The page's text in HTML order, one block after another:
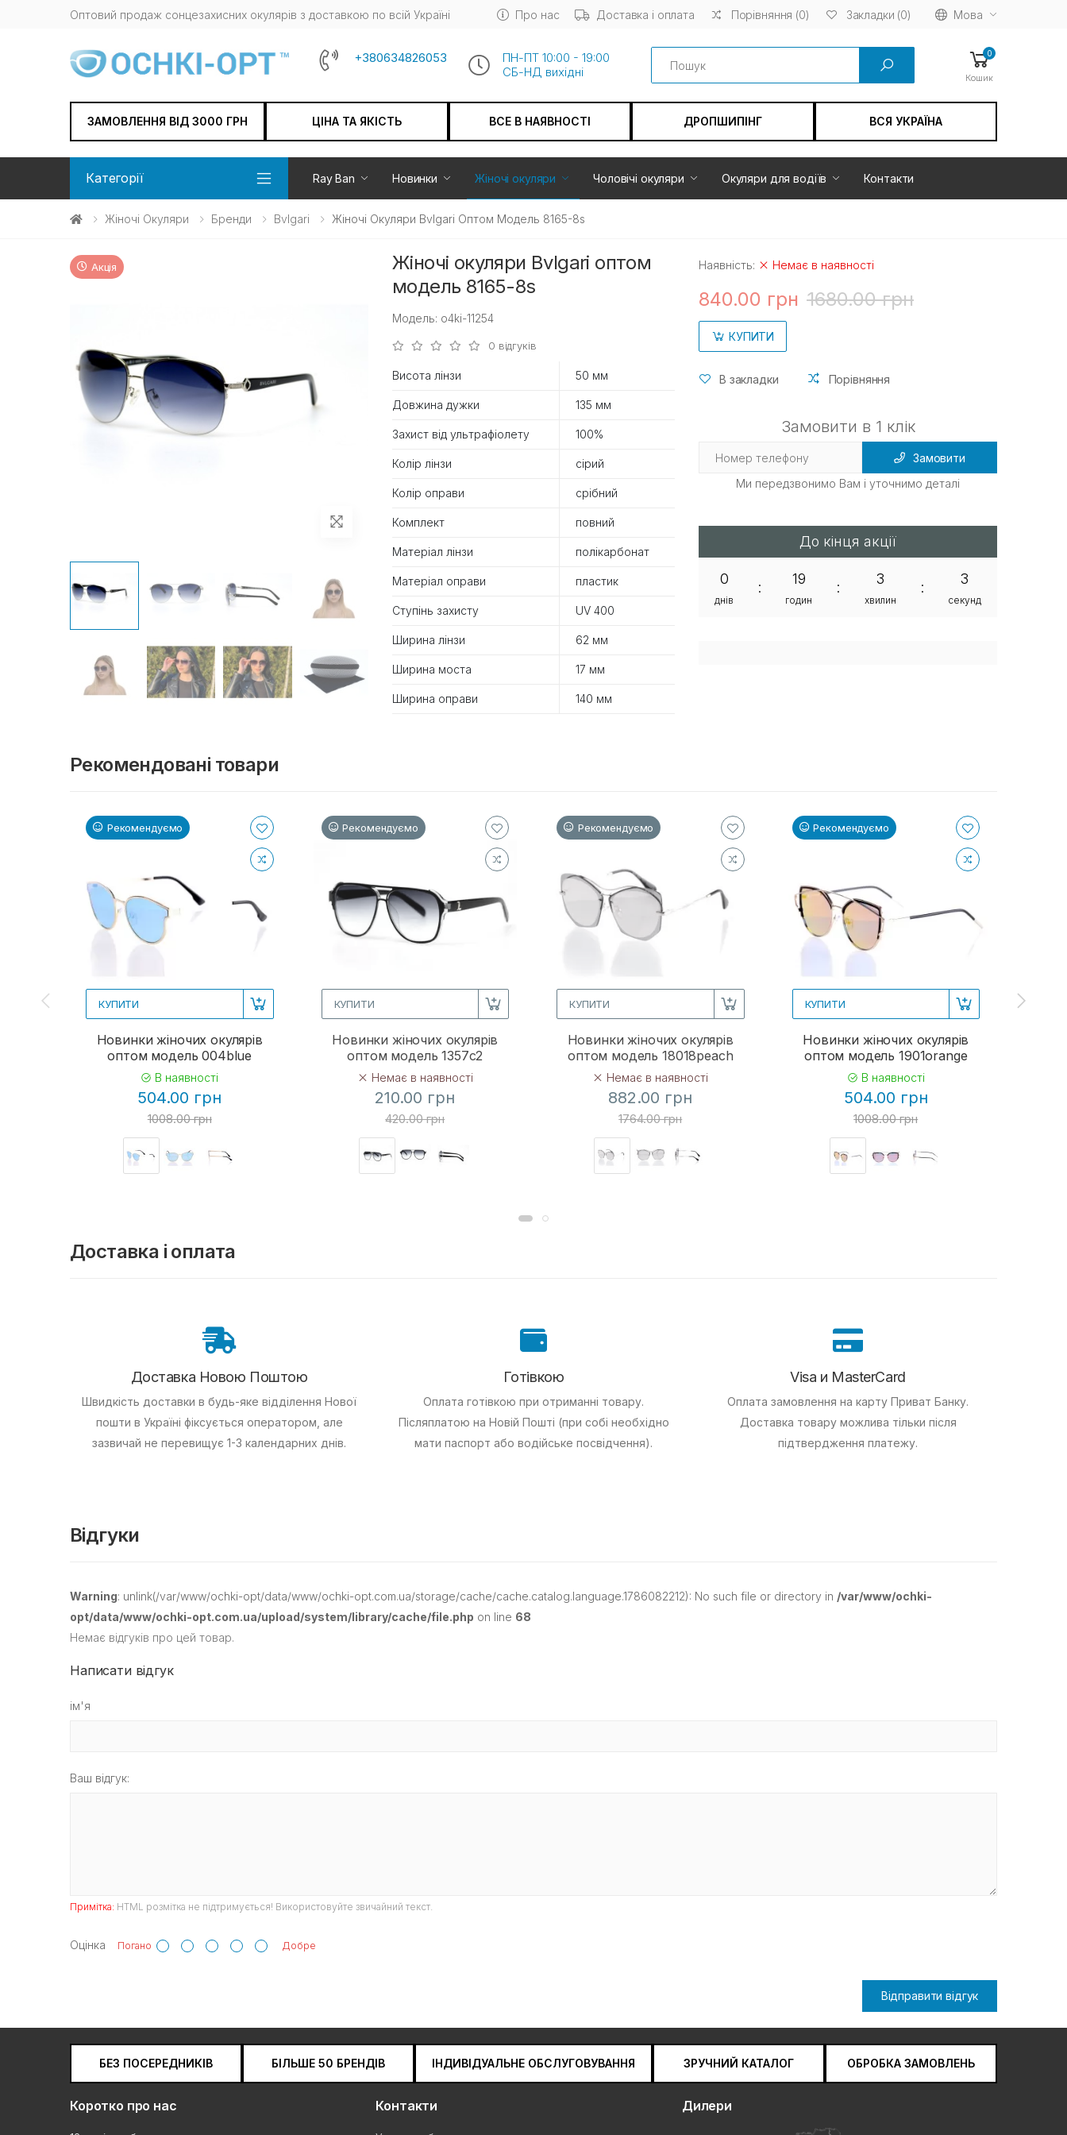
Оптовий продаж сонцезахисних окулярів з доставкою по всій Україні Про нас Доставка і оплата Порівняння (0) Закладки (0) Мова
+380634826053
ПН-ПТ 10:00 - 19:00
СБ-НД вихiдні
Search 0
Кошик
ЗАМОВЛЕННЯ ВІД 3000 ГРН ЦІНА ТА ЯКІСТЬ ВСЕ В НАЯВНОСТІ ДРОПШИПІНГ ВСЯ УКРАЇНА
Категорії Ray Ban Новинки Жіночі окуляри Чоловічі окуляри Окуляри для водіїв Контакти
Жіночі Окуляри Бренди Bvlgari Жіночі Окуляри Bvlgari Оптом Модель 8165-8s
Акція
Жіночі окуляри Bvlgari оптом
модель 8165-8s
Модель: o4ki-11254
0 відгуків
Висота лінзи 50 мм
Довжина дужки 135 мм
Захист від ультрафіолету 100%
Колір лінзи сірий
Колір оправи срібний
Комплект повний
Матеріал лінзи полікарбонат
Матеріал оправи пластик
Ступінь захисту UV 400
Ширина лінзи 62 мм
Ширина моста 17 мм
Ширина оправи 140 мм
Наявність: Немає в наявності
840.00 грн 1680.00 грн
КУПИТИ
В закладки Порівняння
Замовити в 1 клік
Замовити
Ми передзвонимо Вам і уточнимо деталі
До кінця акції
0
днів
:
19
годин
:
3
хвилин
:
2
секунд
Рекомендовані товари
Рекомендуємо
КУПИТИ
Новинки жіночих окулярів
оптом модель 004blue
В наявності
504.00 грн
1008.00 грн
Рекомендуємо
КУПИТИ
Новинки жіночих окулярів
оптом модель 1357c2
Немає в наявності
210.00 грн
420.00 грн
Рекомендуємо
КУПИТИ
Новинки жіночих окулярів
оптом модель 18018peach
Немає в наявності
882.00 грн
1764.00 грн
Рекомендуємо
КУПИТИ
Новинки жіночих окулярів
оптом модель 1901orange
В наявності
504.00 грн
1008.00 грн
Доставка і оплата
Доставка Новою Поштою
Швидкість доставки в будь-яке відділення Нової
пошти в Україні фіксується оператором, але
зазвичай не перевищує 1-3 календарних днів.
Готівкою
Оплата готівкою при отриманні товару.
Післяплатою на Новій Пошті (при собі необхідно
мати паспорт або водійське посвідчення).
Visa и MasterCard
Оплата замовлення на карту Приват Банку.
Доставка товару можлива тільки після
підтвердження платежу.
Відгуки
Warning: unlink(/var/www/ochki-opt/data/www/ochki-opt.com.ua/storage/cache/cache.catalog.language.1786082212): No such file or directory in /var/www/ochki-
opt/data/www/ochki-opt.com.ua/upload/system/library/cache/file.php on line 68
Немає відгуків про цей товар.
Написати відгук
ім'я
Ваш відгук:
Примітка: HTML розмітка не підтримується! Використовуйте звичайний текст.
Оцінка Погано Добре
Відправити відгук
БЕЗ ПОСЕРЕДНИКІВ БІЛЬШЕ 50 БРЕНДІВ ІНДИВІДУАЛЬНЕ ОБСЛУГОВУВАННЯ ЗРУЧНИЙ КАТАЛОГ ОБРОБКА ЗАМОВЛЕНЬ
Коротко про нас Контакти Дилери